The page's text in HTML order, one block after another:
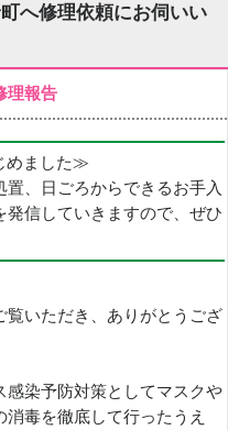
へ修理依頼にお伺いい
理報告
めました≫
、日ごろからできるお手入
信していきますので、ぜひ
覧いただき、ありがとうござ
感染予防対策としてマスクや
毒を徹底して行ったうえ